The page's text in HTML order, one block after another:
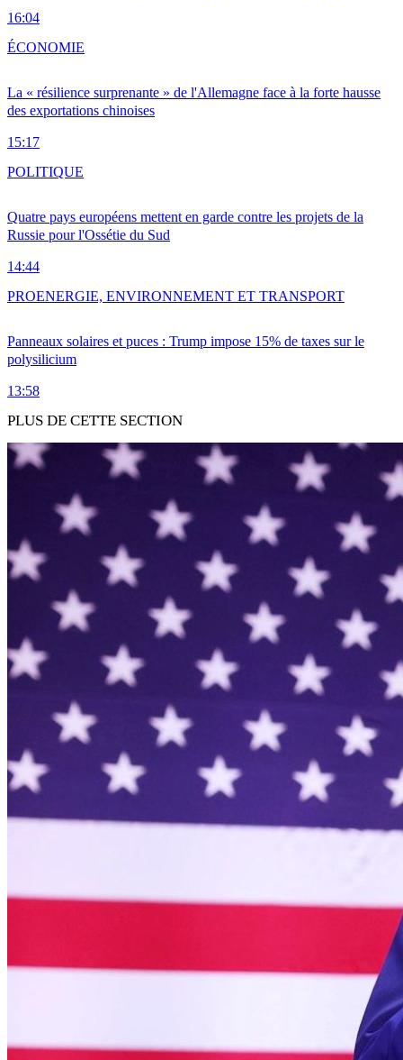
16:04
La « résilience surprenante » de l'Allemagne face à la forte hausse
des exportations chinoises
15:17
ÉCONOMIE
Quatre pays européens mettent en garde contre les projets de la
Russie pour l'Ossétie du Sud
14:44
POLITIQUE
Panneaux solaires et puces : Trump impose 15% de taxes sur le
polysilicium
13:58
PROENERGIE, ENVIRONNEMENT ET TRANSPORT
PLUS DE CETTE SECTION